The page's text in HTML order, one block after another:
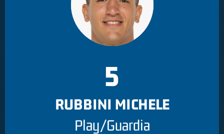
5
RUBBINI MICHELE
Play/Guardia